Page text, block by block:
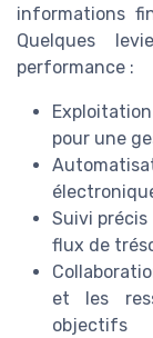
informations
Quelques
performance :
pour une
Suivi
flux de
et les
objectifs